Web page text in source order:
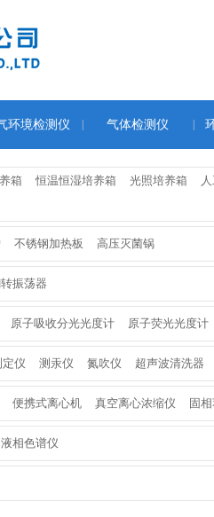
环境检测仪 气体检测仪
箱 恒温恒湿培养箱 光照培养箱
不锈钢加热板 高压灭菌锅
振荡器
原子吸收分光光度计 原子荧光光度计
仪 测汞仪 氮吹仪 超声波清洗器
便携式离心机 真空离心浓缩仪 固
液相色谱仪